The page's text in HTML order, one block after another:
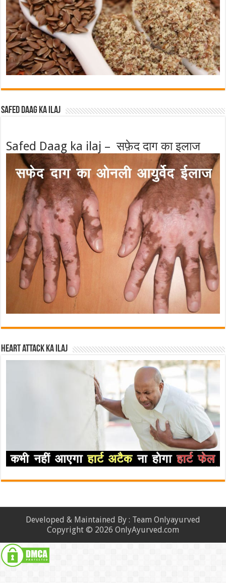
Safed Daag ka ilaj
Safed Daag ka ilaj – सफ़ेद दाग का इलाज
Heart attack ka ilaj
Developed & Maintained By : Team Onlyayurved
Copyright © 2026 OnlyAyurved.com